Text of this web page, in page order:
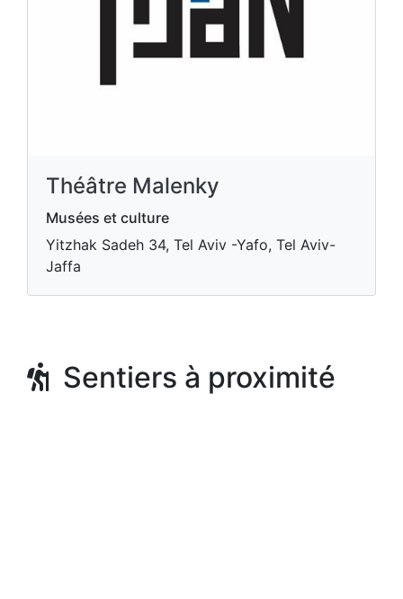
Théâtre Malenky
Musées et culture
Yitzhak Sadeh 34, Tel Aviv -Yafo, Tel Aviv-
Jaffa
Sentiers à proximité